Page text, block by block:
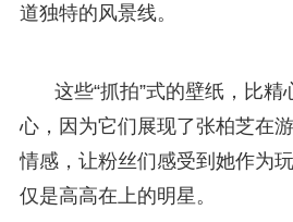
道独特的风景线。
这些“抓拍”式的壁纸，比精
心，因为它们展现了张柏芝在
情感，让粉丝们感受到她作为
仅是高高在上的明星。